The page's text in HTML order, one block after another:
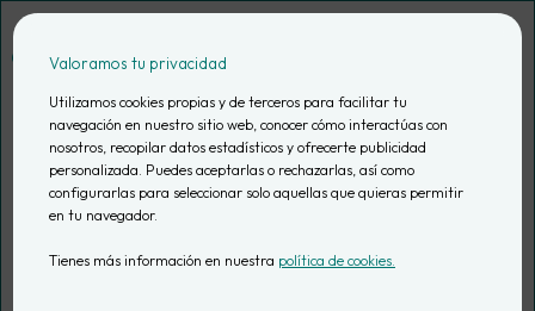
Valoramos tu privacidad
Utilizamos cookies propias y de terceros para facilitar tu
navegación en nuestro sitio web, conocer cómo interactúas con
nosotros, recopilar datos estadísticos y ofrecerte publicidad
personalizada. Puedes aceptarlas o rechazarlas, así como
configurarlas para seleccionar solo aquellas que quieras permitir
en tu navegador.
Tienes más información en nuestra política de cookies.
Saltar
al
Métete al agua: deja
de buscar el dato